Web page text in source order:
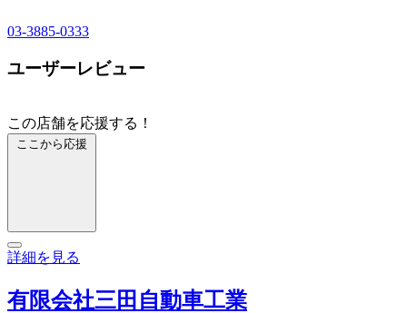
03-3885-0333
ユーザーレビュー
この店舗を応援する！
ここから応援
詳細を見る
有限会社三田自動車工業